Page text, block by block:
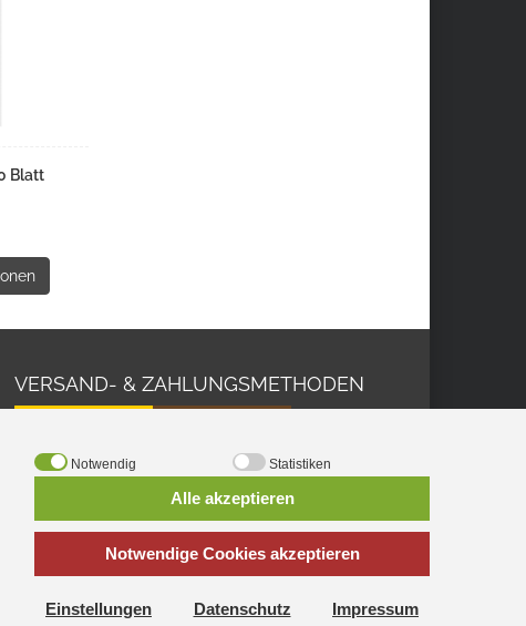
Blatt
VERSAND- & ZAHLUNGSMETHODEN
Notwendig Statistiken
Alle akzeptieren
Notwendige Cookies akzeptieren
Einstellungen Datenschutz Impressum